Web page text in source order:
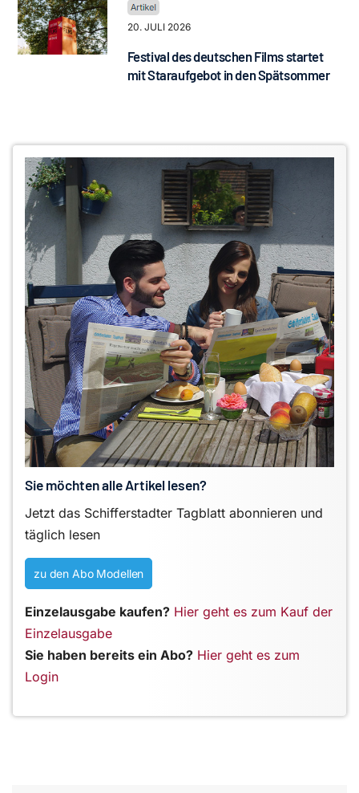
20. JULI 2026
Festival des deutschen Films startet
mit Staraufgebot in den Spätsommer
Sie möchten alle Artikel lesen?
Jetzt das Schifferstadter Tagblatt abonnieren und
täglich lesen
zu den Abo Modellen
Einzelausgabe kaufen? Hier geht es zum Kauf der
Einzelausgabe
Sie haben bereits ein Abo? Hier geht es zum
Login